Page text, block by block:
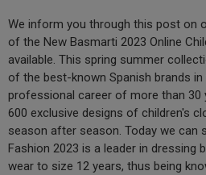
We inform you through this post on
of the New Basmarti 2023 Online
available. This spring summer
of the best-known Spanish brands
professional career of more than 30
600 exclusive designs of children's
season after season. Today we can
Fashion 2023 is a leader in dressing
wear to size 12 years, thus being